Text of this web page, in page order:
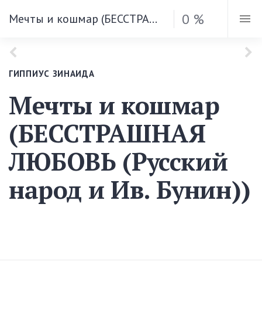
Мечты и кошмар (БЕССТРАШНАЯ ЛЮБОВЬ (Русский народ и Ив. Бунин)) 0 %
ГИППИУС ЗИНАИДА
Мечты и кошмар
(БЕССТРАШНАЯ
ЛЮБОВЬ (Русский
народ и Ив. Бунин))